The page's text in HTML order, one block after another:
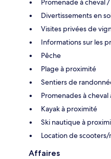
Promenade à cheval
Divertissements en
Visites privées de
Informations sur les
Pêche
Plage à proximité
Sentiers de
Promenades à
Kayak à proximité
Ski nautique à
Location de
Affaires